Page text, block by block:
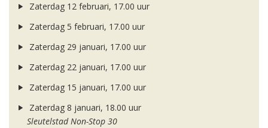
Zaterdag 12 februari, 17.00 uur
Zaterdag 5 februari, 17.00 uur
Zaterdag 29 januari, 17.00 uur
Zaterdag 22 januari, 17.00 uur
Zaterdag 15 januari, 17.00 uur
Zaterdag 8 januari, 18.00 uur
Sleutelstad Non-Stop 30